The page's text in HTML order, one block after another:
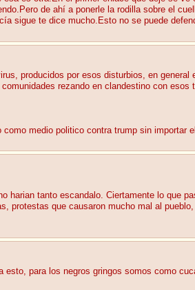
de ahí a ponerle la rodilla sobre el
sigue te dice mucho.Esto no se puede
producidos por esos disturbios, en
rezando en clandestino con esos
medio politico contra trump sin
harian tanto escandalo. Ciertamente lo que
protestas que causaron mucho mal al
esto, para los negros gringos somos como